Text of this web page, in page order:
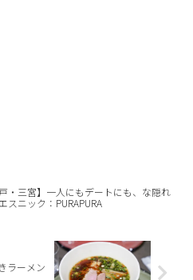
戸・三宮】一人にもデートにも、な隠れ
スニック：PURAPURA
ラーメン